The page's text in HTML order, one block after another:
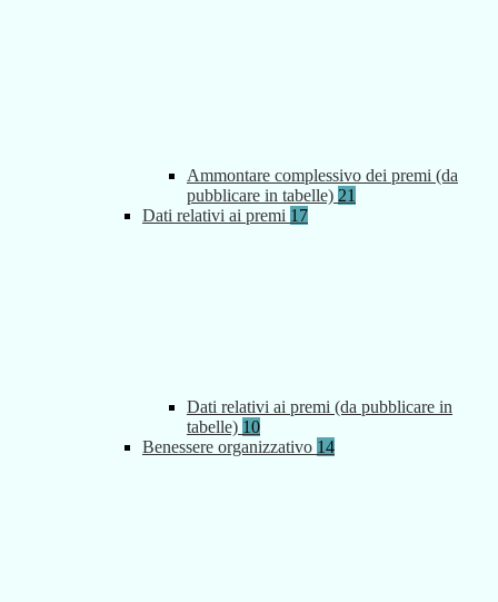
Ammontare complessivo dei premi (da
pubblicare in tabelle) 21
Dati relativi ai premi 17
Dati relativi ai premi (da pubblicare in
tabelle) 10
Benessere organizzativo 14